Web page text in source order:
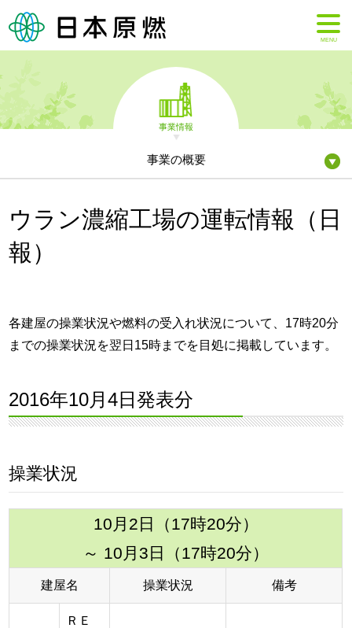
MENU
事業情報
事業の概要
ウラン濃縮工場の運転情報（日
報）
各建屋の操業状況や燃料の受入れ状況について、17時20分
までの操業状況を翌日15時までを目処に掲載しています。
2016年10月4日発表分
操業状況
10月2日（17時20分）
～ 10月3日（17時20分）
建屋名 操業状況 備考
ＲＥ